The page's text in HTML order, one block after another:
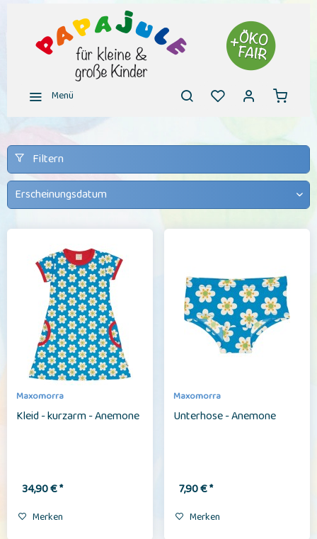
Menü
Filtern
Maxomorra
Kleid - kurzarm - Anemone
34,90 € *
Merken
Maxomorra
Unterhose - Anemone
7,90 € *
Merken